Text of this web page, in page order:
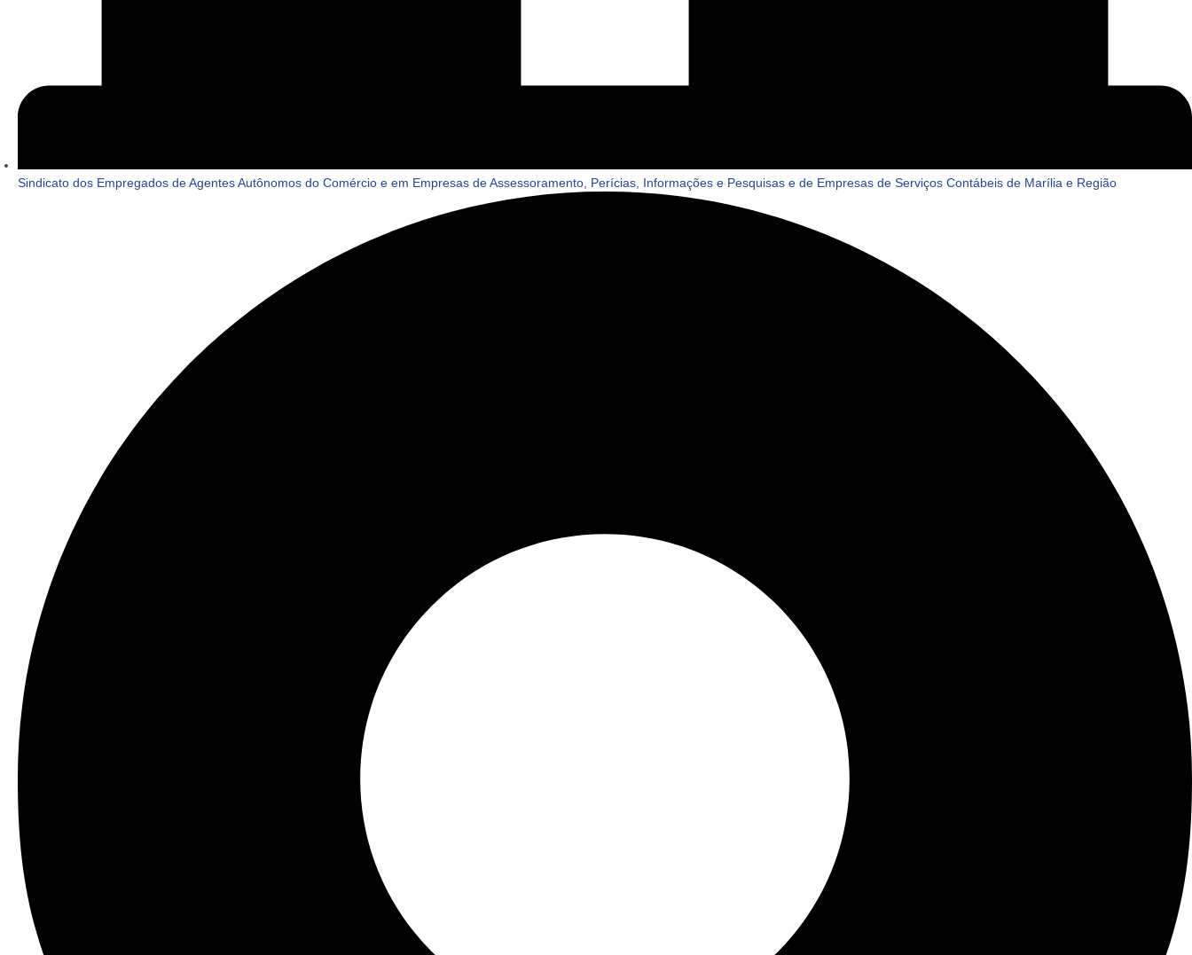
Sindicato dos Empregados de Agentes Autônomos do Comércio e em Empresas de Assessoramento, Perícias, Informações e Pesquisas e de Empresas de Serviços Contábeis de Marília e Região